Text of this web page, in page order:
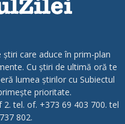
care aduce în prim-plan
Cu știri de ultimă oră te
lumea știrilor cu Subiectul
prioritate.
2. tel. of. +373 69 403 700. tel
802.